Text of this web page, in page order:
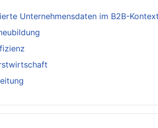
Unternehmensdaten im B2B-